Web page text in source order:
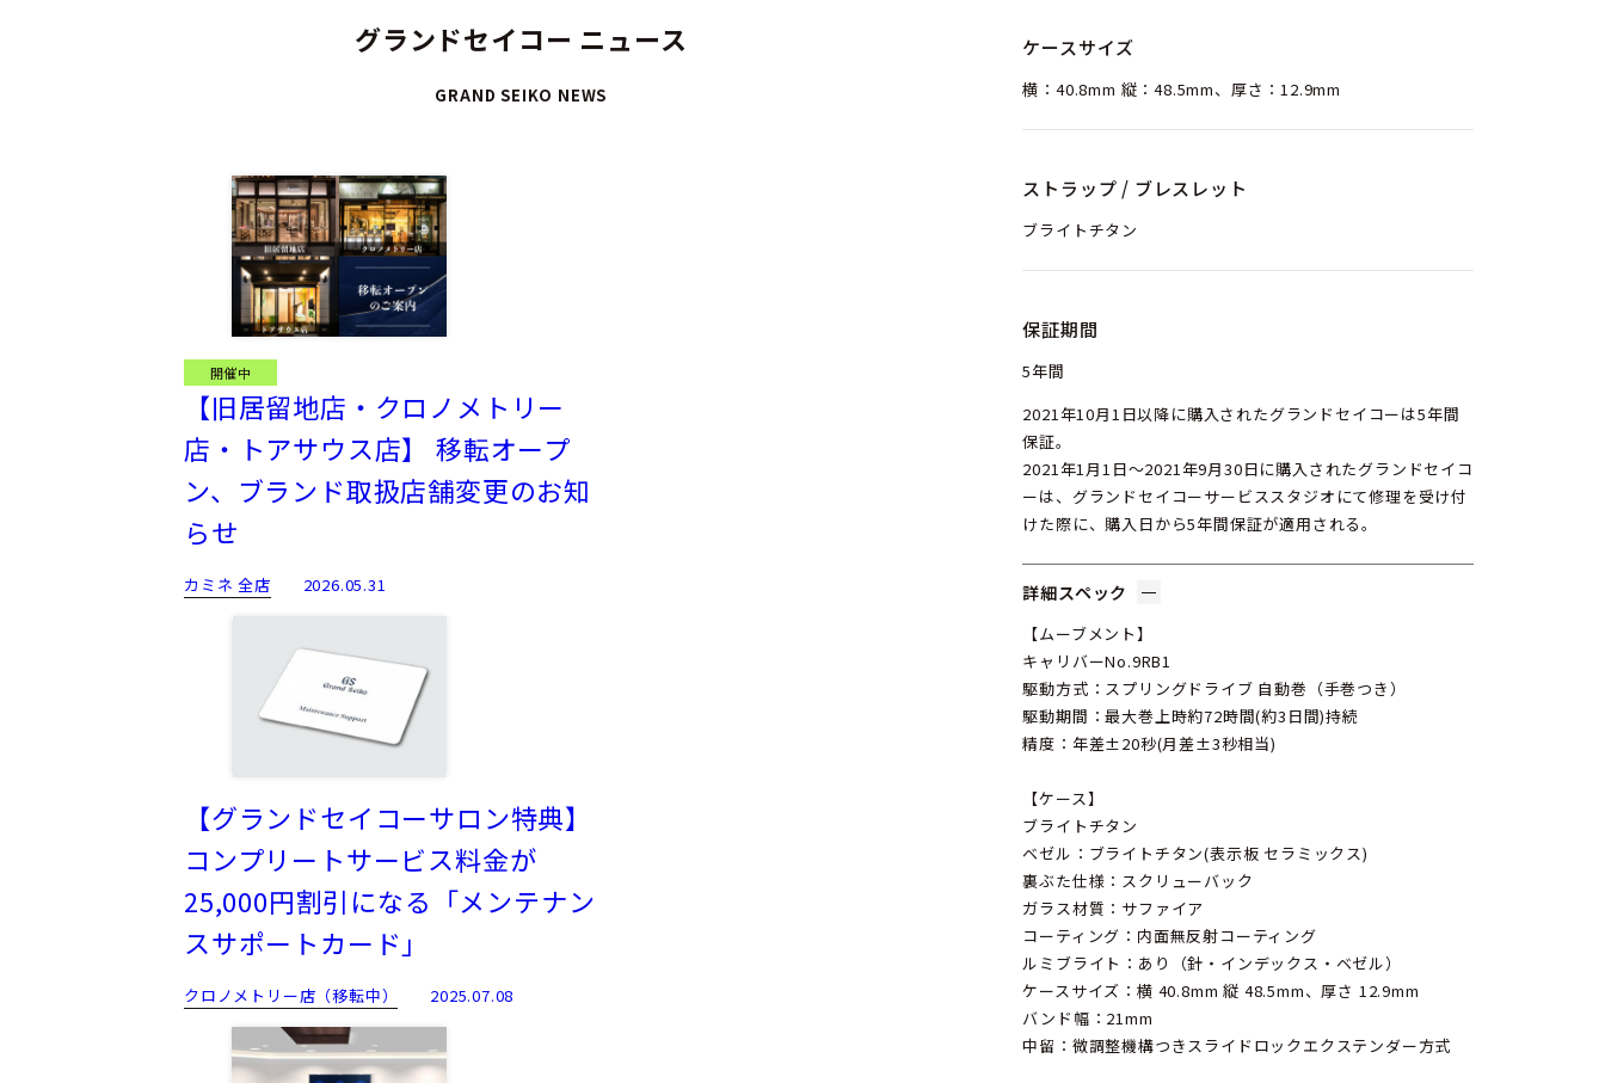
グランドセイコー ニュース
GRAND SEIKO NEWS
開催中
【旧居留地店・クロノメトリー
店・トアサウス店】 移転オープ
ン、ブランド取扱店舗変更のお知
らせ
カミネ 全店 2026.05.31
【グランドセイコーサロン特典】
コンプリートサービス料金が
25,000円割引になる「メンテナン
スサポートカード」
クロノメトリー店（移転中） 2025.07.08
ケースサイズ
横：40.8mm 縦：48.5mm、厚さ：12.9mm
ストラップ / ブレスレット
ブライトチタン
保証期間
5年間
2021年10月1日以降に購入されたグランドセイコーは5年間
保証。
2021年1月1日〜2021年9月30日に購入されたグランドセイコ
ーは、グランドセイコーサービススタジオにて修理を受け付
けた際に、購入日から5年間保証が適用される。
詳細スペック
【ムーブメント】
キャリバーNo.9RB1
駆動方式：スプリングドライブ 自動巻（手巻つき）
駆動期間：最大巻上時約72時間(約3日間)持続
精度：年差±20秒(月差±3秒相当)
【ケース】
ブライトチタン
ベゼル：ブライトチタン(表示板 セラミックス)
裏ぶた仕様：スクリューバック
ガラス材質：サファイア
コーティング：内面無反射コーティング
ルミブライト：あり（針・インデックス・ベゼル）
ケースサイズ：横 40.8mm 縦 48.5mm、厚さ 12.9mm
バンド幅：21mm
中留：微調整機構つきスライドロックエクステンダー方式